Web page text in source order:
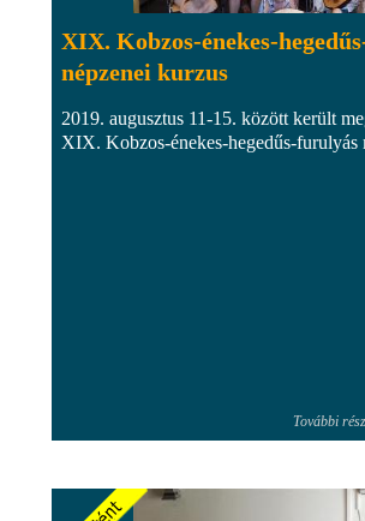
XIX. Kobzos-énekes-
népzenei kurzus
2019. augusztus 11-15. között került
XIX. Kobzos-énekes-hegedűs-furulyás
További